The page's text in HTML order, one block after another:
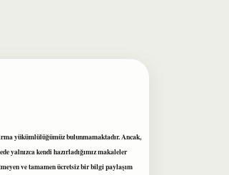
yükümlülüğümüz bulunmamaktadır. Ancak,
yalnızca kendi hazırladığımız makaleler
ve tamamen ücretsiz bir bilgi paylaşım